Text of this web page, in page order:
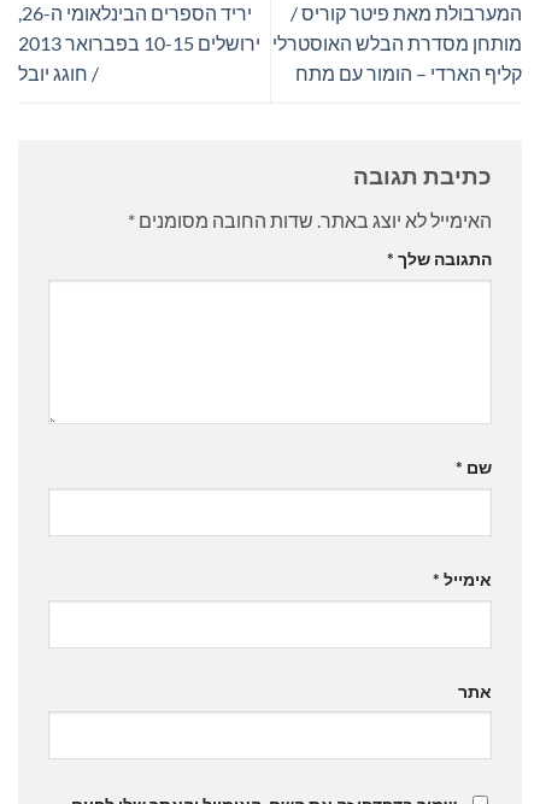
המערבולת מאת פיטר קוריס /
מותחן מסדרת הבלש האוסטרלי
קליף הארדי – הומור עם מתח
יריד הספרים הבינלאומי ה-26,
ירושלים 10-15 בפברואר 2013
/ חוגג יובל
כתיבת תגובה
האימייל לא יוצג באתר. שדות החובה מסומנים *
התגובה שלך *
שם *
אימייל *
אתר